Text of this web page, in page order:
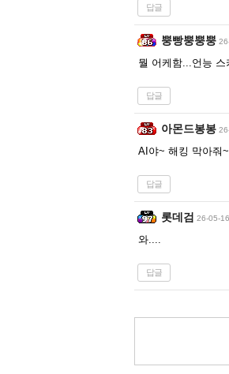
답글
뿡빵뿡뿡뿡
뭘 어케함...언능 스
답글
아몬드봉봉
AI야~ 해킹 막아줘
답글
롯데검 26-05-
와....
답글